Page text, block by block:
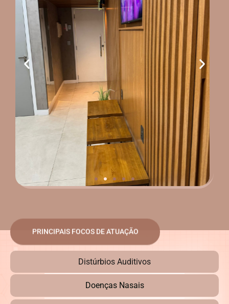
PRINCIPAIS FOCOS DE ATUAÇÃO
Distúrbios Auditivos
Doenças Nasais